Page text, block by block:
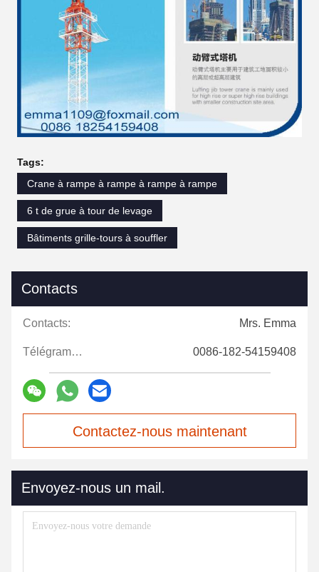
Tags:
Crane à rampe à rampe à rampe à rampe
6 t de grue à tour de levage
Bâtiments grille-tours à souffler
Contacts
Contacts: Mrs. Emma
Télégramme: 0086-182-54159408
Contactez-nous maintenant
Envoyez-nous un mail.